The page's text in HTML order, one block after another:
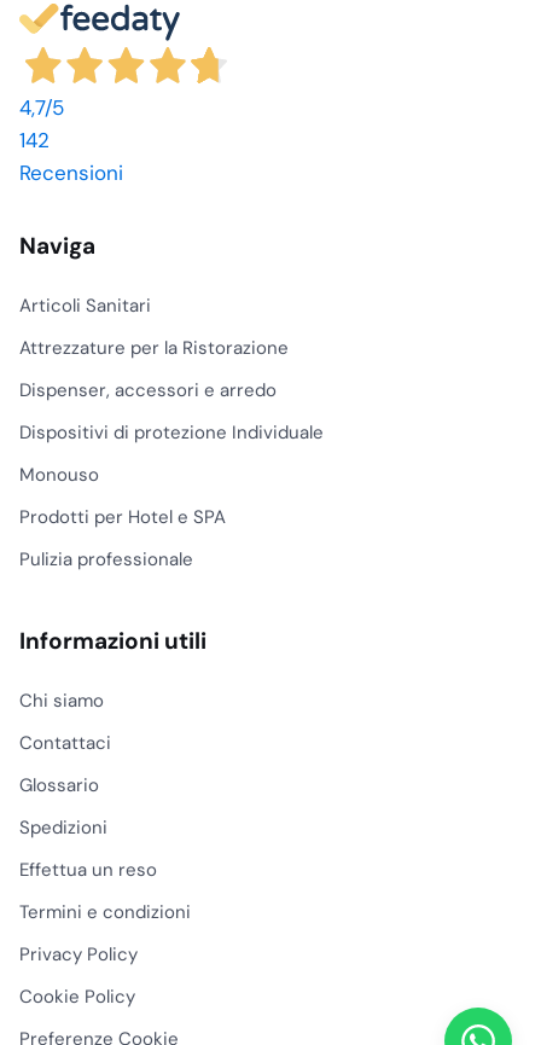
4,7/5
142
Recensioni
Naviga
Articoli Sanitari
Attrezzature per la Ristorazione
Dispenser, accessori e arredo
Dispositivi di protezione Individuale
Monouso
Prodotti per Hotel e SPA
Pulizia professionale
Informazioni utili
Chi siamo
Contattaci
Glossario
Spedizioni
Effettua un reso
Termini e condizioni
Privacy Policy
Cookie Policy
Preferenze Cookie